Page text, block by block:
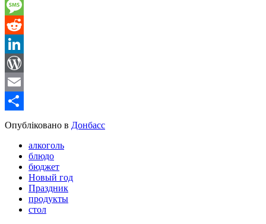
Gmail
Message
Reddit
LinkedIn
WordPress
Email
Share
Опубліковано в Донбасс
алкоголь
блюдо
бюджет
Новый год
Праздник
продукты
стол